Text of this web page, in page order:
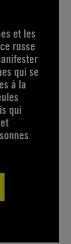
et les
russe
qui se
à la
qui